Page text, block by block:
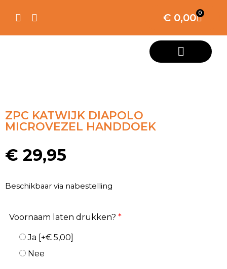
€ 0,00 0
ZPC KATWIJK DIAPOLO
MICROVEZEL HANDDOEK
€ 29,95
Beschikbaar via nabestelling
Voornaam laten drukken? *
Ja [+€ 5,00]
Nee